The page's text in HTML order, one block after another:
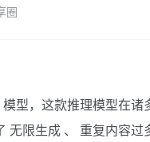
圈
模型，这款推理模型在诸
无限生成 、 重复内容